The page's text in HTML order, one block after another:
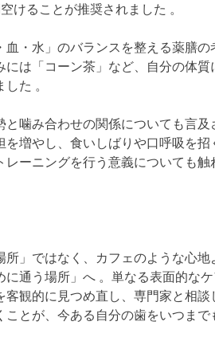
けることが推奨されました 。
血・水」のバランスを整える薬膳の
は「コーン茶」など、自分の体質
た 。
噛み合わせの関係についても言及
増やし、食いしばりや口呼吸を招
ーニングを行う意義についても触
」ではなく、カフェのような心地
通う場所」へ 。単なる表面的な
観的に見つめ直し、専門家と相談
とが、今ある自分の歯をいつまで